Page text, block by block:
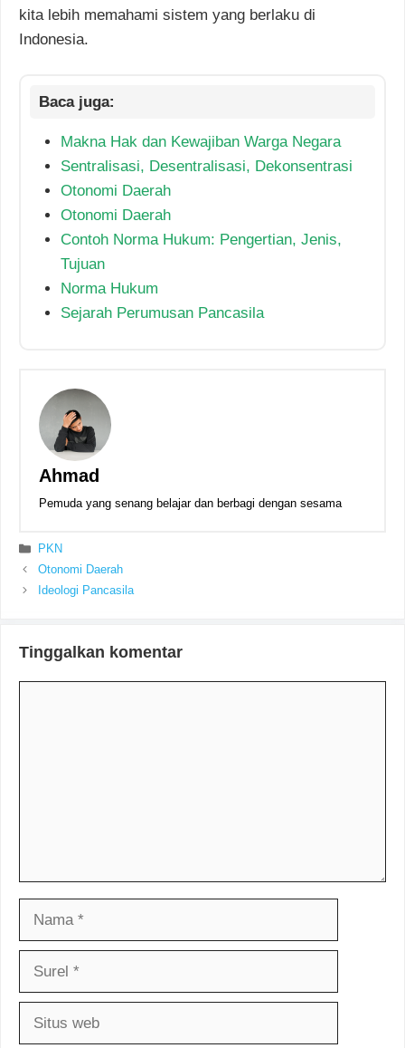
kita lebih memahami sistem yang berlaku di
Indonesia.
Makna Hak dan Kewajiban Warga Negara
Sentralisasi, Desentralisasi, Dekonsentrasi
Otonomi Daerah
Otonomi Daerah
Contoh Norma Hukum: Pengertian, Jenis,
Tujuan
Norma Hukum
Sejarah Perumusan Pancasila
Ahmad
Pemuda yang senang belajar dan berbagi dengan sesama
Kategori
PKN
Otonomi Daerah
Ideologi Pancasila
Tinggalkan komentar
Nama
Surel
Situs